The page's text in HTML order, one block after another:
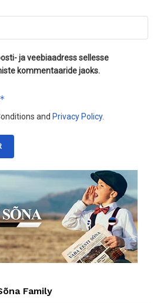
ja veebiaadress sellesse
kommentaaride jaoks.
*
and Privacy Policy.
Family